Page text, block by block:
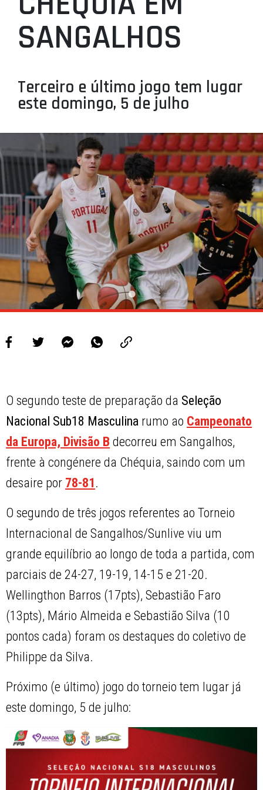
PROJETOS
LIGA BETCLIC MASCULINA
SANGALHOS
Terceiro e último jogo tem lugar
este domingo, 5 de julho
O segundo teste de preparação da Seleção
Nacional Sub18 Masculina rumo ao Campeonato
da Europa, Divisão B decorreu em Sangalhos,
frente à congénere da Chéquia, saindo com um
desaire por 78-81 .
O segundo de três jogos referentes ao Torneio
Internacional de Sangalhos/Sunlive viu um
grande equilíbrio ao longo de toda a partida, com
parciais de 24-27, 19-19, 14-15 e 21-20.
Wellingthon Barros (17pts), Sebastião Faro
(13pts), Mário Almeida e Sebastião Silva (10
pontos cada) foram os destaques do coletivo de
Philippe da Silva.
Próximo (e último) jogo do torneio tem lugar já
este domingo, 5 de julho: